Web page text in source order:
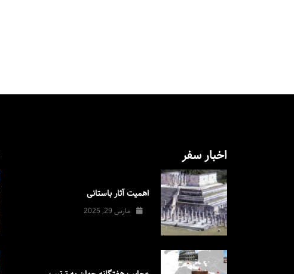
اخبار سفر
اهمیت آثار باستانی
مارس 29, 2025